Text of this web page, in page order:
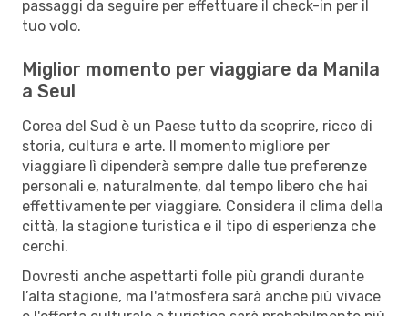
passaggi da seguire per effettuare il check-in per il
tuo volo.
Miglior momento per viaggiare da Manila
a Seul
Corea del Sud è un Paese tutto da scoprire, ricco di
storia, cultura e arte. Il momento migliore per
viaggiare lì dipenderà sempre dalle tue preferenze
personali e, naturalmente, dal tempo libero che hai
effettivamente per viaggiare. Considera il clima della
città, la stagione turistica e il tipo di esperienza che
cerchi.
Dovresti anche aspettarti folle più grandi durante
l’alta stagione, ma l'atmosfera sarà anche più vivace